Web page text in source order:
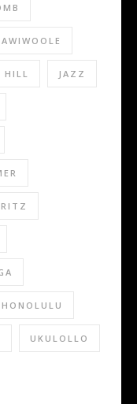
HILL JAZZ
UKULOLLO